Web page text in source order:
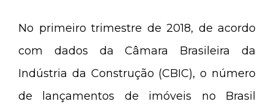
No primeiro trimestre de 2018, de acordo
com dados da Câmara Brasileira da
Indústria da Construção (CBIC), o número
de lançamentos de imóveis no Brasil